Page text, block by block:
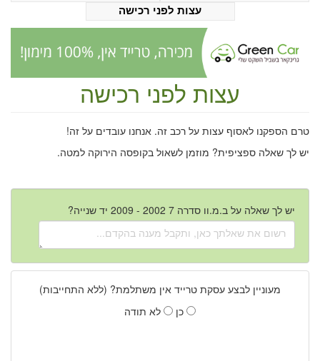
עצות לפני רכישה
עצות לפני רכישה
טרם הספקנו לאסוף עצות על רכב זה. אנחנו עובדים על זה!
יש לך שאלה ספציפית? מוזמן לשאול בקופסה הירוקה למטה.
יש לך שאלה על ב.מ.וו סדרה 7 2002 - 2009 יד שנייה?
מעוניין לבצע עסקת טרייד אין משתלמת? (ללא התחייבות)
כן
לא תודה